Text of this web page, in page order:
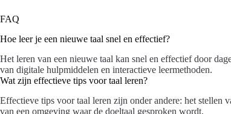
FAQ
Hoe leer je een nieuwe taal snel en effectief?
Het leren van een nieuwe taal kan snel en effectief door
van digitale hulpmiddelen en interactieve leermethoden.
Wat zijn effectieve tips voor taal leren?
Effectieve tips voor taal leren zijn onder andere: het stellen
van een omgeving waar de doeltaal gesproken wordt.